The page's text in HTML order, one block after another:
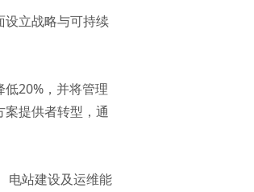
设立战略与可持续
20%，并将管理
提供者转型，通
电站建设及运维能